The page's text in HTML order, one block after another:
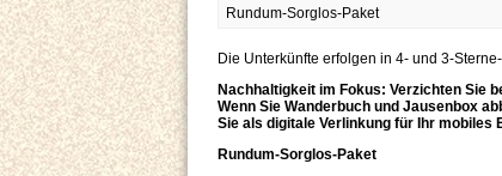
Rundum-Sorglos-Paket
Die Unterkünfte erfolgen in 4- und 3-
Nachhaltigkeit im Fokus: Verzichten Sie
Wenn Sie Wanderbuch und Jausenbox
Sie als digitale Verlinkung für Ihr mobiles
Rundum-Sorglos-Paket